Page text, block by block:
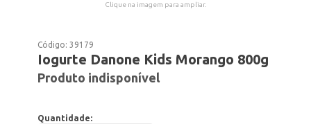
Clique na imagem para ampliar.
Código:39179
Iogurte Danone Kids Morango 800g
Produto indisponível
Quantidade: